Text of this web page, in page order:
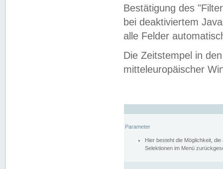
Bestätigung des
bei deaktiviertem
alle Felder
Die Zeitstempel in
mitteleuropäischer
Parameter
Hier besteht die Möglichkeit,
Selektionen im Menü